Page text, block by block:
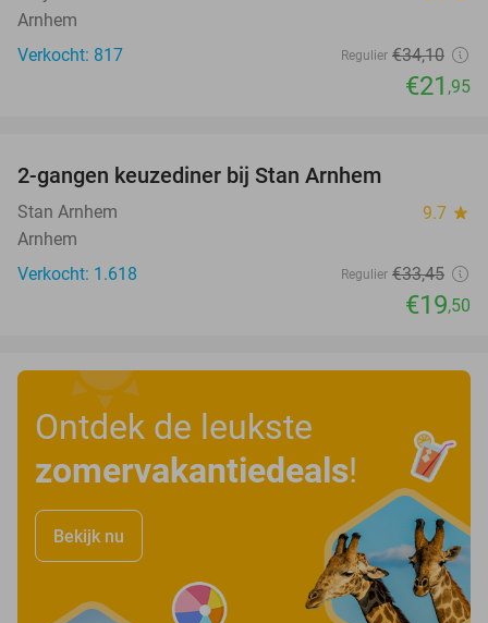
Arnhem
Verkocht: 817
Regulier €34,10
€21 ,95
2-gangen keuzediner bij Stan Arnhem
Stan Arnhem 9.7 star
Arnhem
Verkocht: 1.618
Regulier €33,45
€19,50
Ontdek de leukste
zomervakantiedeals!
Bekijk nu